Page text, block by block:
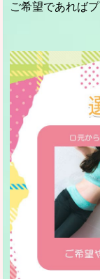
ご希望であれば